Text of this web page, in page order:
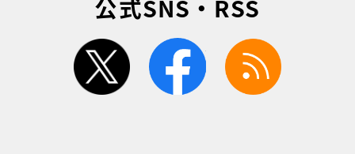
公式SNS・RSS
twitter facebook